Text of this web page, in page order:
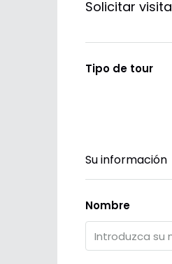
Solicitar visita
Tipo de tour
Su información
Nombre